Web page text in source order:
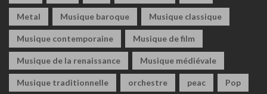
Metal Musique baroque Musique classique
Musique contemporaine Musique de film
Musique de la renaissance Musique médiévale
Musique traditionnelle orchestre peac Pop